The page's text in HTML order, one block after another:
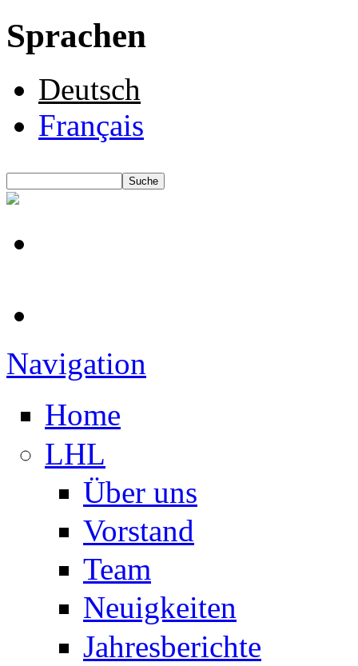
Sprachen
Deutsch
Français
Navigation
Home
LHL
Über uns
Vorstand
Team
Neuigkeiten
Jahresberichte